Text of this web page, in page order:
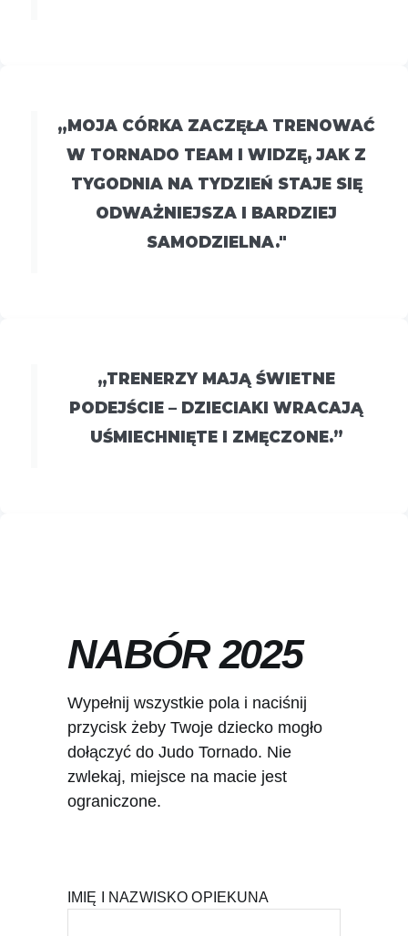
„MOJA CÓRKA ZACZĘŁA TRENOWAĆ
W TORNADO TEAM I WIDZĘ, JAK Z
TYGODNIA NA TYDZIEŃ STAJE SIĘ
ODWAŻNIEJSZA I BARDZIEJ
SAMODZIELNA."
„TRENERZY MAJĄ ŚWIETNE
PODEJŚCIE – DZIECIAKI WRACAJĄ
UŚMIECHNIĘTE I ZMĘCZONE.”
NABÓR 2025
Wypełnij wszystkie pola i naciśnij
przycisk żeby Twoje dziecko mogło
dołączyć do Judo Tornado. Nie
zwlekaj, miejsce na macie jest
ograniczone.
IMIĘ I NAZWISKO OPIEKUNA